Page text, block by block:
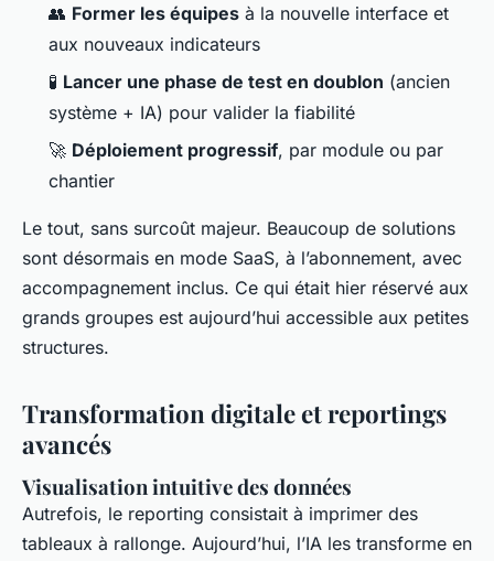
👥 Former les équipes à la nouvelle interface et
aux nouveaux indicateurs
🧪 Lancer une phase de test en doublon (ancien
système + IA) pour valider la fiabilité
🚀 Déploiement progressif, par module ou par
chantier
Le tout, sans surcoût majeur. Beaucoup de solutions
sont désormais en mode SaaS, à l’abonnement, avec
accompagnement inclus. Ce qui était hier réservé aux
grands groupes est aujourd’hui accessible aux petites
structures.
Transformation digitale et reportings
avancés
Visualisation intuitive des données
Autrefois, le reporting consistait à imprimer des
tableaux à rallonge. Aujourd’hui, l’IA les transforme en